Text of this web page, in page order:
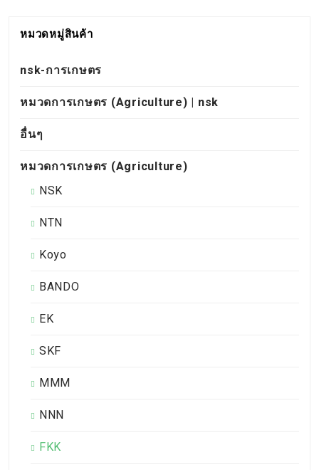
หมวดหมู่สินค้า
nsk-การเกษตร
หมวดการเกษตร (Agriculture) | nsk
อื่นๆ
หมวดการเกษตร (Agriculture)
NSK
NTN
Koyo
BANDO
EK
SKF
MMM
NNN
FKK